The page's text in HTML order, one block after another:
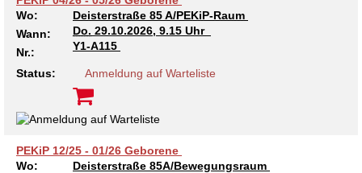
Kindertagesstätte Wiehbergstraße
Wo:
Deisterstraße 85 A/PEKiP-Raum
Wann:
Do. 29.10.2026, 9.15 Uhr
Nr.:
Y1-A115
Status: Anmeldung auf Warteliste
PEKiP 12/25 - 01/26 Geborene
Wo:
Deisterstraße 85A/Bewegungsraum